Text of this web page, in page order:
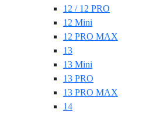
12 / 12 PRO
12 Mini
12 PRO MAX
13
13 Mini
13 PRO
13 PRO MAX
14